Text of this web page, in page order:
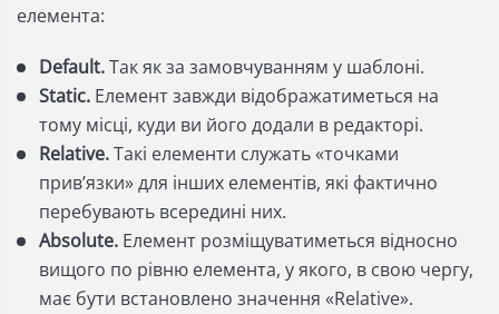
елемента:
Default.Так як за замовчуванням у шаблоні.
Static. Елемент завжди відображатиметься на
тому місці, куди ви його додали в редакторі.
Relative.Такі елементи служать «точками
прив’язки» для інших елементів, які фактично
перебувають всередині них.
Absolute. Елемент розміщуватиметься відносно
вищого по рівню елемента, у якого, в свою чергу,
має бути встановлено значення «Relative».